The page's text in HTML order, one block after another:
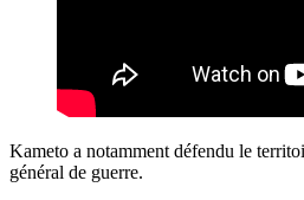
Kameto a notamment défendu le
général de guerre.